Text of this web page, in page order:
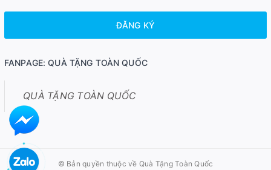
ĐĂNG KÝ
FANPAGE: QUÀ TẶNG TOÀN QUỐC
QUÀ TẶNG TOÀN QUỐC
© Bản quyền thuộc về Quà Tặng Toàn Quốc